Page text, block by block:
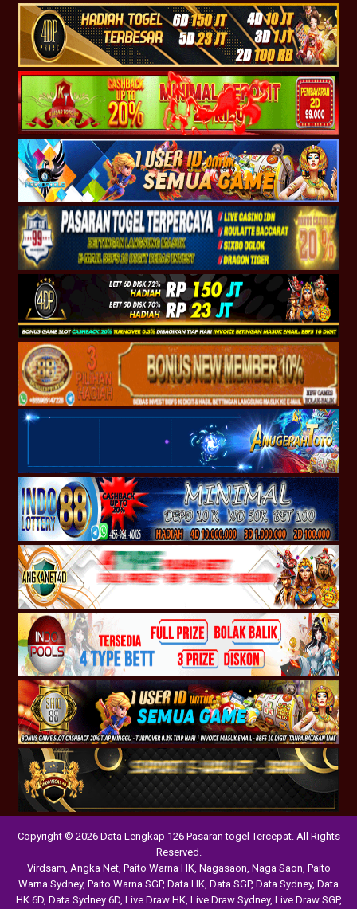
Copyright © 2026 Data Lengkap 126 Pasaran togel Tercepat. All Rights
Reserved.
Virdsam Angka Net, Paito Warna HK, Nagasaon Naga Saon Paito
Warna Sydney, Paito Warna SGP, Data HK Data SGP, Data Sydney, Data
HK 6D, Data Sydney 6D, Live Draw HK, Live Draw Sydney, Live Draw SGP,